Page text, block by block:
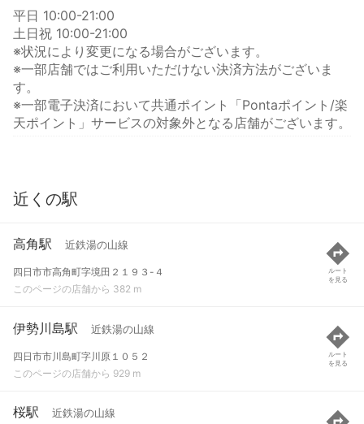
平日 10:00-21:00
土日祝 10:00-21:00
※状況により変更になる場合がございます。
※一部店舗ではご利用いただけない決済方法がございま
す。
※一部電子決済において共通ポイント「Pontaポイント/楽
天ポイント」サービスの対象外となる店舗がございます。
近くの駅
高角駅 近鉄湯の山線
四日市市高角町字境田２１９３-４
このページの店舗から 382 m
ルート
を見る
伊勢川島駅 近鉄湯の山線
四日市市川島町字川原１０５２
このページの店舗から 929 m
ルート
を見る
桜駅 近鉄湯の山線